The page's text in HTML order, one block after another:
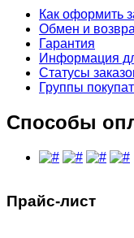
Как оформить
Обмен и
Гарантия
Информация
Статусы
Группы
Способы
Прайс-лист